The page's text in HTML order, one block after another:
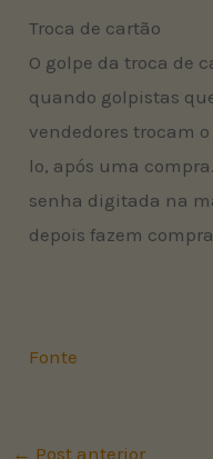
Troca de cartão
O golpe da troca de
quando golpistas
vendedores trocam
lo, após uma
senha digitada na
depois fazem
Fonte
← Post anterior